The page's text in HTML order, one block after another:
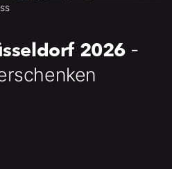
2026 -